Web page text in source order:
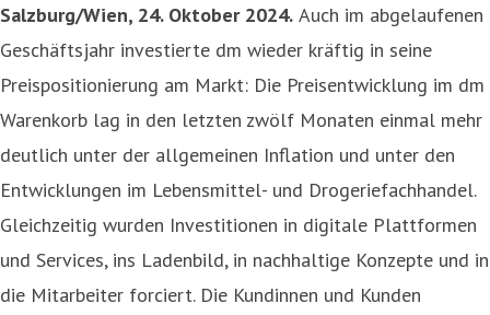
Salzburg/Wien, 24. Oktober 2024. Auch im abgelaufenen
Geschäftsjahr investierte dm wieder kräftig in seine
Preispositionierung am Markt: Die Preisentwicklung im dm
Warenkorb lag in den letzten zwölf Monaten einmal mehr
deutlich unter der allgemeinen Inflation und unter den
Entwicklungen im Lebensmittel- und Drogeriefachhandel.
Gleichzeitig wurden Investitionen in digitale Plattformen
und Services, ins Ladenbild, in nachhaltige Konzepte und in
die Mitarbeiter forciert. Die Kundinnen und Kunden